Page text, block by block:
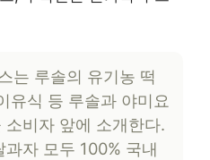
는 루솔의 유기농 떡
유식 등 루솔과 야미요
비자 앞에 소개한다.
자 모두 100% 국내